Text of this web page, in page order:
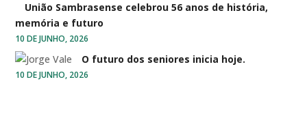
União Sambrasense celebrou 56 anos de história,
memória e futuro
10 DE JUNHO, 2026
O futuro dos seniores inicia hoje.
10 DE JUNHO, 2026